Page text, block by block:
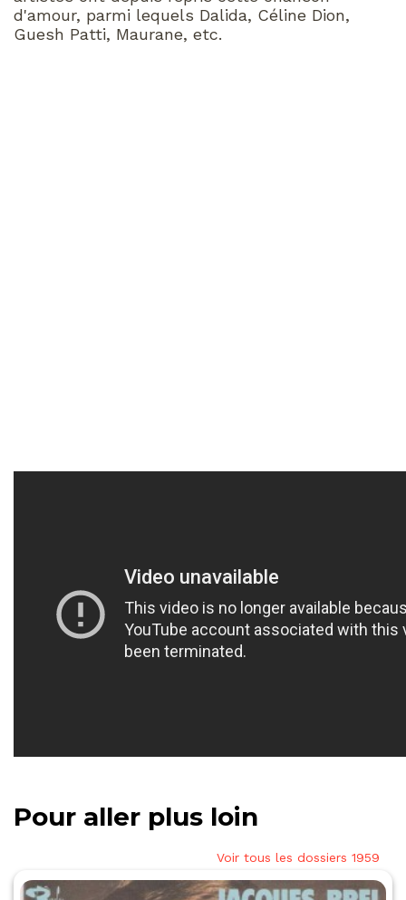
d'amour, parmi lequels Dalida, Céline Dion,
Guesh Patti, Maurane, etc.
Pour aller plus loin
Voir tous les dossiers 1959